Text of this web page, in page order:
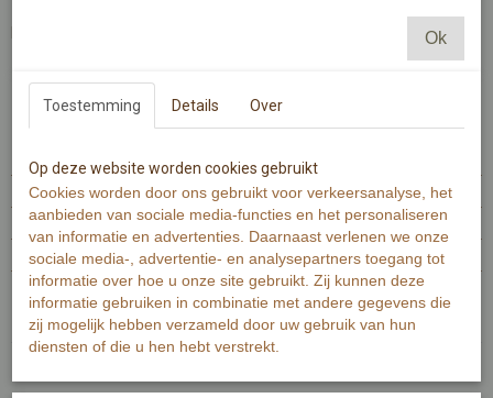
Specificaties
Productcode MI420-1
EAN code 7448106042006
Productcode leverancier MI420
Afmetingen (l,b,h) 17,30 x 5,50 x 0 cm
Reacties
Ok
Toestemming Details Over
Op deze website worden cookies gebruikt
Cookies worden door ons gebruikt voor verkeersanalyse, het
aanbieden van sociale media-functies en het personaliseren
van informatie en advertenties. Daarnaast verlenen we onze
sociale media-, advertentie- en analysepartners toegang tot
informatie over hoe u onze site gebruikt. Zij kunnen deze
informatie gebruiken in combinatie met andere gegevens die
zij mogelijk hebben verzameld door uw gebruik van hun
diensten of die u hen hebt verstrekt.